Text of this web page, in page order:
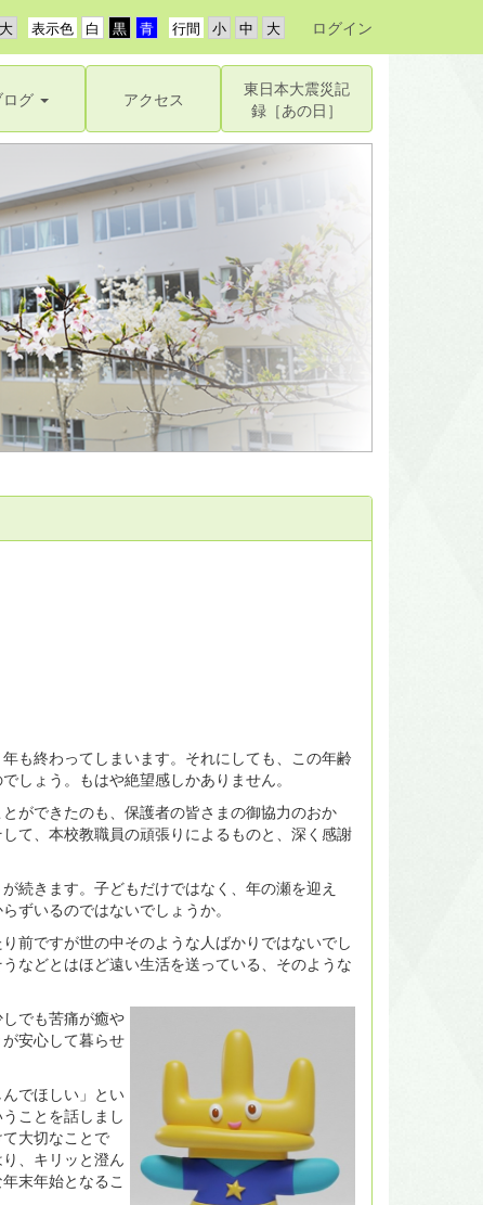
行間
表示色 ログイン
ログ アクセス
東日本大震災記
録［あの日］
も終わってしまいます。それにしても、この年齢
しょう。もはや絶望感しかありません。
ができたのも、保護者の皆さまの御協力のおか
て、本校教職員の頑張りによるものと、深く感謝
続きます。子どもだけではなく、年の瀬を迎え
ずいるのではないでしょうか。
前ですが世の中そのような人ばかりではないでし
などとはほど遠い生活を送っている、そのような
でも苦痛が癒や
安心して暮らせ
でほしい」とい
ことを話しまし
大切なことで
、キリッと澄ん
末年始となるこ